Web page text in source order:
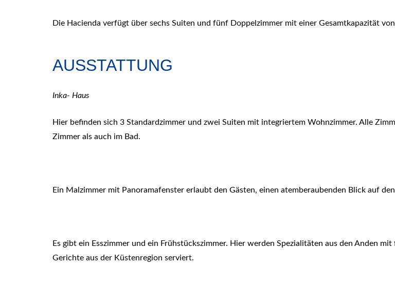
Die Hacienda verfügt über sechs Suiten und fünf Doppelzimmer mit einer Gesamtkapazität
AUSSTATTUNG
Inka- Haus
Hier befinden sich 3 Standardzimmer und zwei Suiten mit integriertem Wohnzimmer. Alle
Zimmer als auch im Bad.
Ein Malzimmer mit Panoramafenster erlaubt den Gästen, einen atemberaubenden Blick auf
Es gibt ein Esszimmer und ein Frühstückszimmer. Hier werden Spezialitäten aus den Anden
Gerichte aus der Küstenregion serviert.